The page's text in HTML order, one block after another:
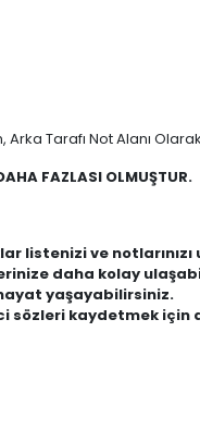
Arka Tarafı Not Alanı
FAZLASI OLMUŞTUR.
listenizi ve
daha kolay
yaşayabilirsiniz.
sözleri kaydetmek